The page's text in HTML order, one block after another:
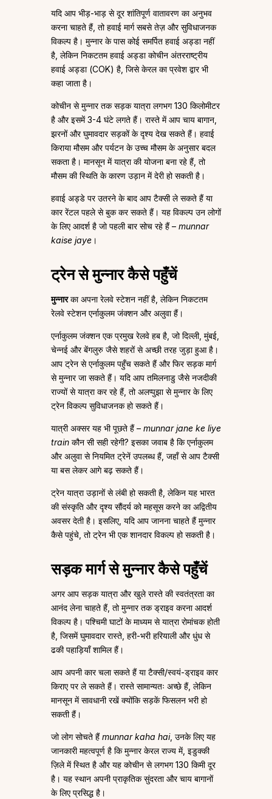
यदि आप भीड़-भाड़ से दूर शांतिपूर्ण वातावरण का अनुभव
करना चाहते हैं, तो हवाई मार्ग सबसे तेज़ और सुविधाजनक
विकल्प है। मुन्नार के पास कोई समर्पित हवाई अड्डा नहीं
है, लेकिन निकटतम हवाई अड्डा कोचीन अंतरराष्ट्रीय
हवाई अड्डा (COK) है, जिसे केरल का प्रवेश द्वार भी
कहा जाता है।
कोचीन से मुन्नार तक सड़क यात्रा लगभग 130 किलोमीटर
है और इसमें 3-4 घंटे लगते हैं। रास्ते में आप चाय बागान,
झरनों और घुमावदार सड़कों के दृश्य देख सकते हैं। हवाई
किराया मौसम और पर्यटन के उच्च मौसम के अनुसार बदल
सकता है। मानसून में यात्रा की योजना बना रहे हैं, तो
मौसम की स्थिति के कारण उड़ान में देरी हो सकती है।
हवाई अड्डे पर उतरने के बाद आप टैक्सी ले सकते हैं या
कार रेंटल पहले से बुक कर सकते हैं। यह विकल्प उन लोगों
के लिए आदर्श है जो पहली बार सोच रहे हैं – munnar
kaise jaye ।
ट्रेन से मुन्नार कैसे पहुँचें
मुन्नारका अपना रेलवे स्टेशन नहीं है, लेकिन निकटतम
रेलवे स्टेशन एर्नाकुलम जंक्शन और अलुवा हैं।
एर्नाकुलम जंक्शन एक प्रमुख रेलवे हब है, जो दिल्ली, मुंबई,
चेन्नई और बेंगलुरु जैसे शहरों से अच्छी तरह जुड़ा हुआ है।
आप ट्रेन से एर्नाकुलम पहुँच सकते हैं और फिर सड़क मार्ग
से मुन्नार जा सकते हैं। यदि आप तमिलनाडु जैसे नजदीकी
राज्यों से यात्रा कर रहे हैं, तो अलप्पुझा से मुन्नार के लिए
ट्रेन विकल्प सुविधाजनक हो सकते हैं।
यात्री अक्सर यह भी पूछते हैं – munnar jane ke liye
train कौन सी सही रहेगी? इसका जवाब है कि एर्नाकुलम
और अलुवा से नियमित ट्रेनें उपलब्ध हैं, जहाँ से आप टैक्सी
या बस लेकर आगे बढ़ सकते हैं।
ट्रेन यात्रा उड़ानों से लंबी हो सकती है, लेकिन यह भारत
की संस्कृति और दृश्य सौंदर्य को महसूस करने का अद्वितीय
अवसर देती है। इसलिए, यदि आप जानना चाहते हैं मुन्नार
कैसे पहुंचे, तो ट्रेन भी एक शानदार विकल्प हो सकती है।
सड़क मार्ग से मुन्नार कैसे पहुँचें
अगर आप सड़क यात्रा और खुले रास्ते की स्वतंत्रता का
आनंद लेना चाहते हैं, तो मुन्नार तक ड्राइव करना आदर्श
विकल्प है। पश्चिमी घाटों के माध्यम से यात्रा रोमांचक होती
है, जिसमें घुमावदार रास्ते, हरी-भरी हरियाली और धुंध से
ढकी पहाड़ियाँ शामिल हैं।
आप अपनी कार चला सकते हैं या टैक्सी/स्वयं-ड्राइव कार
किराए पर ले सकते हैं। रास्ते सामान्यतः अच्छे हैं, लेकिन
मानसून में सावधानी रखें क्योंकि सड़कें फिसलन भरी हो
सकती हैं।
जो लोग सोचते हैंmunnar kaha hai, उनके लिए यह
जानकारी महत्वपूर्ण है कि मुन्नार केरल राज्य में, इडुक्की
ज़िले में स्थित है और यह कोचीन से लगभग 130 किमी दूर
है। यह स्थान अपनी प्राकृतिक सुंदरता और चाय बागानों
के लिए प्रसिद्ध है।